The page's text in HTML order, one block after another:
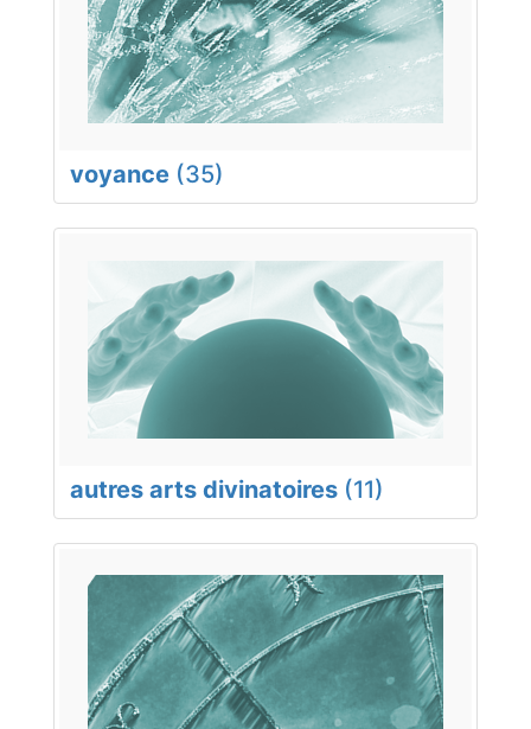
voyance (35)
autres arts divinatoires (11)